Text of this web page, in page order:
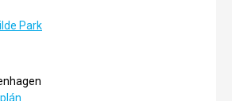
Park